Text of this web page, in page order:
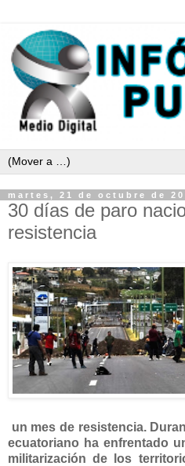
martes, 21 de octubre de
30 días de paro
resistencia
un mes de resistencia.
ecuatoriano ha enfrentado
militarización de los